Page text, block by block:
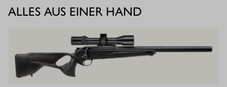
ALLES AUS EINER HAND